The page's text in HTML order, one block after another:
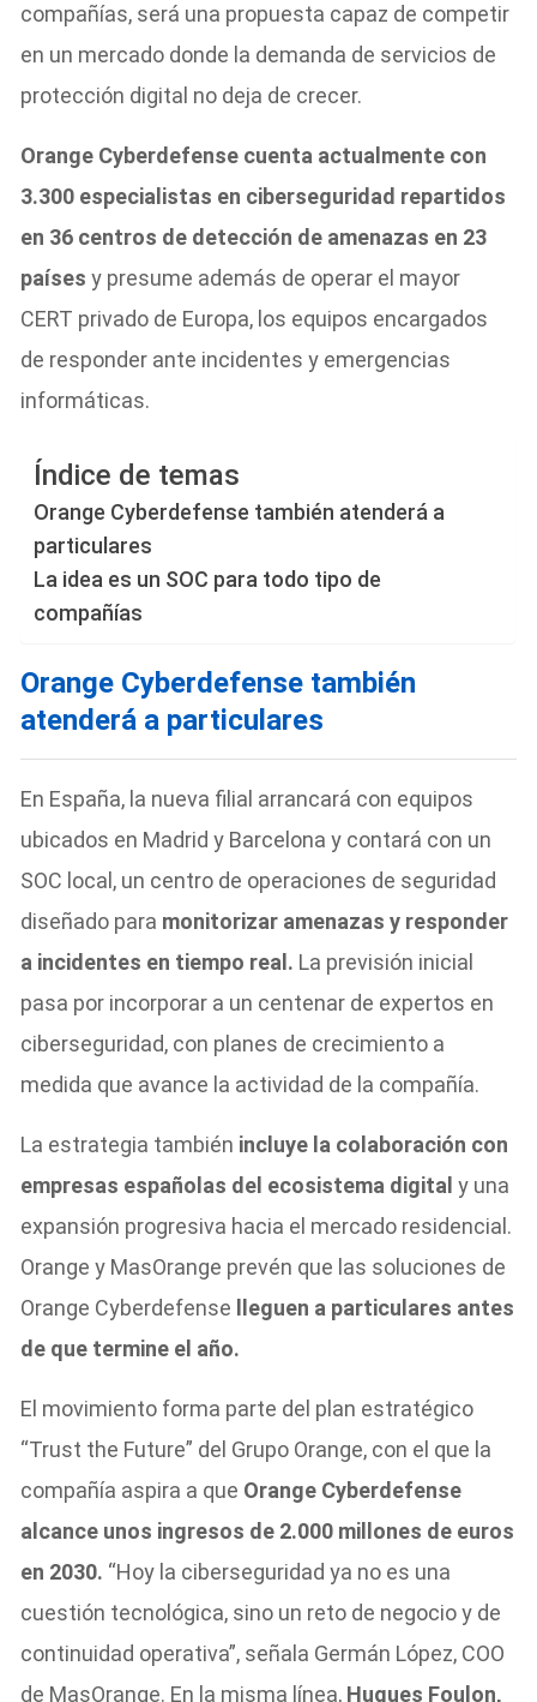
compañías, será una propuesta capaz de competir
en un mercado donde la demanda de servicios de
protección digital no deja de crecer.
Orange Cyberdefense cuenta actualmente con
3.300 especialistas en ciberseguridad repartidos
en 36 centros de detección de amenazas en 23
países y presume además de operar el mayor
CERT privado de Europa, los equipos encargados
de responder ante incidentes y emergencias
informáticas.
Índice de temas
Orange Cyberdefense también atenderá a
particulares
La idea es un SOC para todo tipo de
compañías
Orange Cyberdefense también
atenderá a particulares
En España, la nueva filial arrancará con equipos
ubicados en Madrid y Barcelona y contará con un
SOC local, un centro de operaciones de seguridad
diseñado para monitorizar amenazas y responder
a incidentes en tiempo real. La previsión inicial
pasa por incorporar a un centenar de expertos en
ciberseguridad, con planes de crecimiento a
medida que avance la actividad de la compañía.
La estrategia también incluye la colaboración con
empresas españolas del ecosistema digital y una
expansión progresiva hacia el mercado residencial.
Orange y MasOrange prevén que las soluciones de
Orange Cyberdefense
lleguen a particulares antes
de que termine el año.
El movimiento forma parte del plan estratégico
“Trust the Future” del Grupo Orange, con el que la
compañía aspira a que Orange Cyberdefense
alcance unos ingresos de 2.000 millones de euros
en 2030. “Hoy la ciberseguridad ya no es una
cuestión tecnológica, sino un reto de negocio y de
continuidad operativa”, señala Germán López, COO
de MasOrange. En la misma línea, Hugues Foulon,